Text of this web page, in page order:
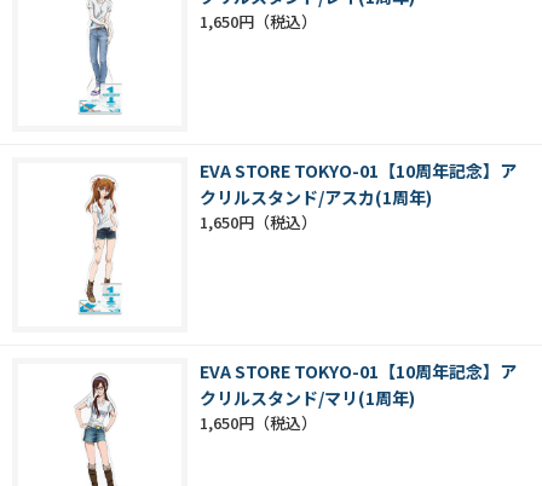
1,650円
EVA STORE TOKYO-01【10周年記念】ア
クリルスタンド/アスカ(1周年)
1,650円
EVA STORE TOKYO-01【10周年記念】ア
クリルスタンド/マリ(1周年)
1,650円